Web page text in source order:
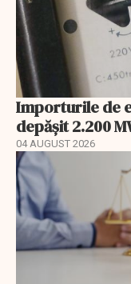
Importurile de
depășit 2.200
04 AUGUST 2026